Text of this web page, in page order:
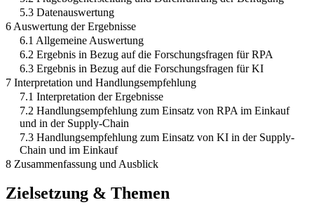
5.3 Datenauswertung
6 Auswertung der Ergebnisse
6.1 Allgemeine Auswertung
6.2 Ergebnis in Bezug auf die Forschungsfragen für RPA
6.3 Ergebnis in Bezug auf die Forschungsfragen für KI
7 Interpretation und Handlungsempfehlung
7.1 Interpretation der Ergebnisse
7.2 Handlungsempfehlung zum Einsatz von RPA im Einkauf
und in der Supply-Chain
7.3 Handlungsempfehlung zum Einsatz von KI in der Supply-
Chain und im Einkauf
8 Zusammenfassung und Ausblick
Zielsetzung & Themen